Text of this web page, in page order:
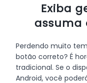
Exiba
assuma
Perdendo muito
botão correto? É
tradicional. Se o
Android, você